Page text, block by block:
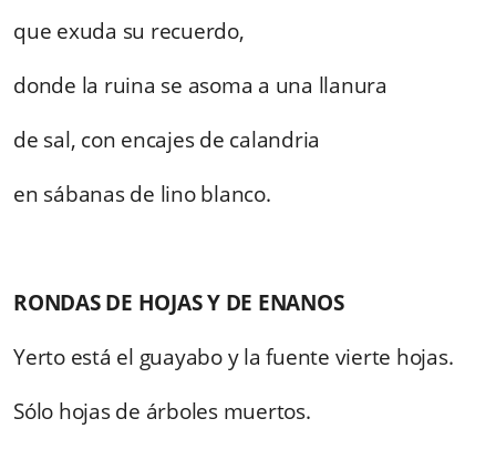
que exuda su recuerdo,
donde la ruina se asoma a una llanura
de sal, con encajes de calandria
en sábanas de lino blanco.
RONDAS DE HOJAS Y DE ENANOS
Yerto está el guayabo y la fuente vierte hojas.
Sólo hojas de árboles muertos.